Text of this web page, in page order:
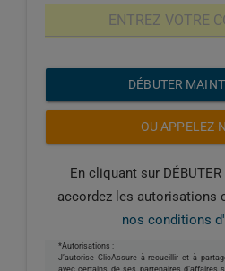
DÉBUTER
OU APPELEZ-
En cliquant sur
accordez les autorisations
nos conditions
*Autorisations :
J’autorise ClicAssure à recueillir et à
avec certains de ses partenaires d’affaires